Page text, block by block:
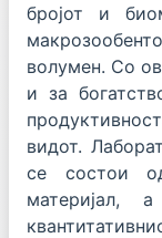
бројот и
волумен. Со
и за
видот.
се состои
материјал,